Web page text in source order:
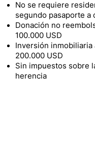
No se requiere
segundo pasaporte a
Donación no
100.000 USD
Inversión
200.000 USD
Sin impuestos sobre
herencia